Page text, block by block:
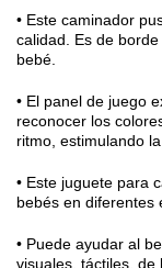
• Este caminador
calidad. Es de
bebé.
• El panel de juego
reconocer los
ritmo, estimulando
• Este juguete para
bebés en diferentes
• Puede ayudar al
visuales, táctiles, de